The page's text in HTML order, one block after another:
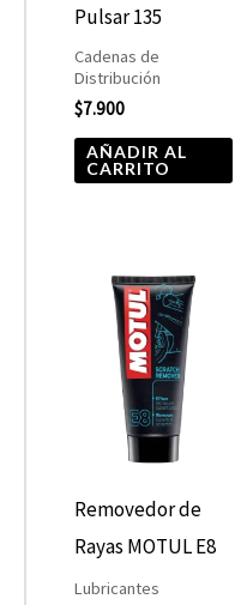
Pulsar 135
Cadenas de
Distribución
$7.900
AÑADIR AL
CARRITO
Removedor de
Rayas MOTUL E8
Lubricantes